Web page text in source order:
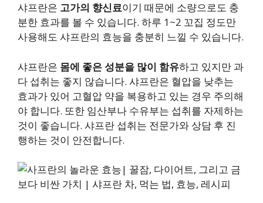
샤프란은 고가의 향신료이기 때문에 소량으로도 충
분한 효과를 볼 수 있습니다. 하루 1~2 꼬집 정도만
사용해도 샤프란의 효능을 충분히 느낄 수 있습니다.
샤프란은 몸에 좋은 성분을 많이 함유하고 있지만 과
다 섭취는 좋지 않습니다. 샤프란은 혈압을 낮추는
효과가 있어 고혈압 약을 복용하고 있는 경우 주의해
야 합니다. 또한 임산부나 수유부는 섭취를 자제하는
것이 좋습니다. 샤프란 섭취는 전문가와 상담 후 진
행하는 것이 안전합니다.